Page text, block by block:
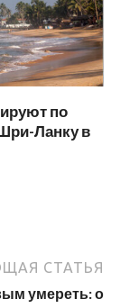
по
Ланку в
СТАТЬЯ
умереть: о